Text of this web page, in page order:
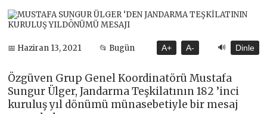
📅 Haziran 13, 2021 📂 Bugün A+ A- 🔊 Dinle
Özgüven Grup Genel Koordinatörü Mustafa
Sungur Ülger, Jandarma Teşkilatının 182 ’inci
kuruluş yıl dönümü münasebetiyle bir mesaj